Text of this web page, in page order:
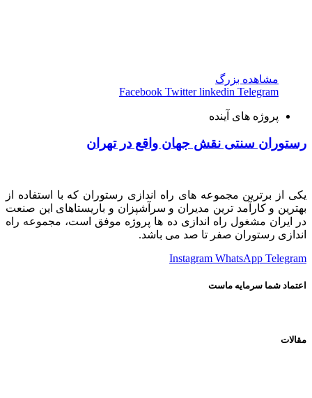
مشاهده بزرگ
Facebook Twitter linkedin Telegram
پروژه های آینده
رستوران سنتی نقش جهان واقع در تهران
یکی از برترین مجموعه های راه اندازی رستوران که با استفاده از
بهترین و کارآمد ترین مدیران و سرآشپزان و باریستاهای این صنعت
در ایران مشغول راه اندازی ده ها پروژه موفق است، مجموعه راه
اندازی رستوران صفر تا صد می باشد.
Instagram WhatsApp Telegram
اعتماد شما سرمایه ماست
مقالات